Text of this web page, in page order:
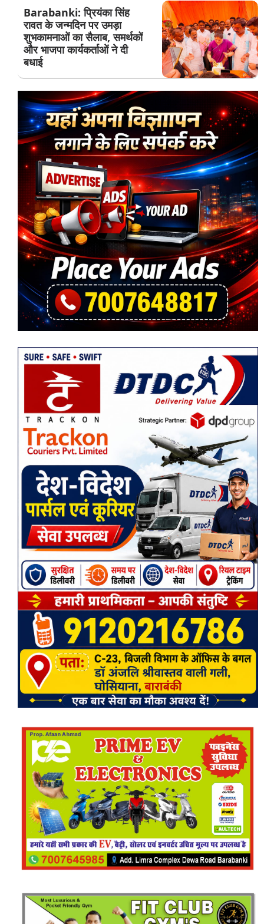
Barabanki: प्रियंका सिंह
रावत के जन्मदिन पर उमड़ा
शुभकामनाओं का सैलाब, समर्थकों
और भाजपा कार्यकर्ताओं ने दी
बधाई